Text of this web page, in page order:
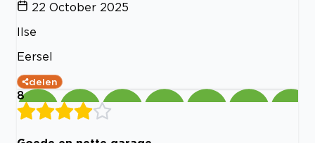
22 October 2025
Ilse
Eersel
delen
8